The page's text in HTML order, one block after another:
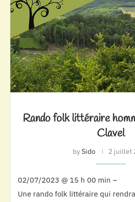
Rando folk littéraire
Clavel
bySido 2 juillet
02/07/2023 @ 15 h 00 min –
Une rando folk littéraire qui